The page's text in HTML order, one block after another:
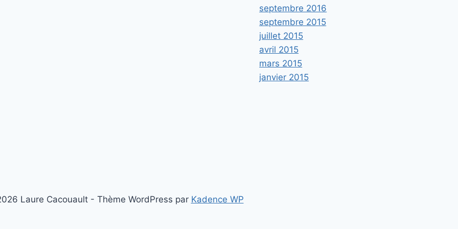
septembre 2016
septembre 2015
juillet 2015
avril 2015
mars 2015
janvier 2015
Laure Cacouault - Thème WordPress par Kadence WP